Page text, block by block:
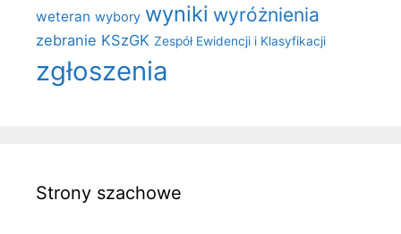
weteran wybory wyniki wyróżnienia
zebranie KSzGK Zespół Ewidencji i Klasyfikacji
zgłoszenia
Strony szachowe